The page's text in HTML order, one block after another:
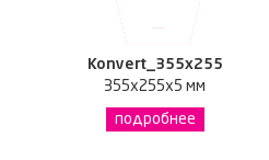
Konvert_355x255
355x255x5 мм
подробнее